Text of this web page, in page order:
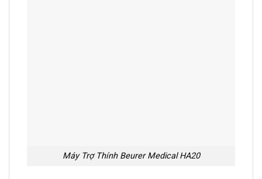
Máy Trợ Thính Beurer Medical HA20